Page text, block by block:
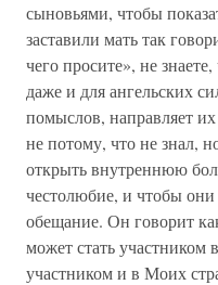
сыновьями, чтобы
заставили мать так
чего просите», не
даже и для ангельских
помыслов, направляет
не потому, что не знал,
открыть внутреннюю
честолюбие, и чтобы они
обещание. Он говорит
может стать участником
участником и в Моих